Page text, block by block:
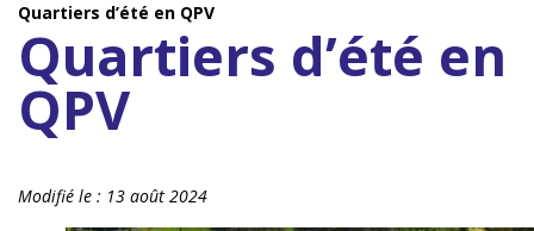
Quartiers d’été en QPV
Quartiers d’été en
QPV
Modifié le : 13 août 2024